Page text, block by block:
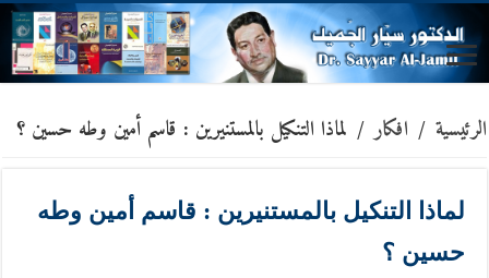
الرئيسية / افكار / لماذا التنكيل بالمستنيرين : قاسم أمين وطه حسين ؟
لماذا التنكيل بالمستنيرين : قاسم أمين وطه
حسين ؟